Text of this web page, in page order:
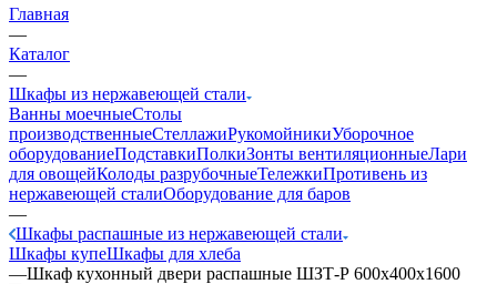
Главная
—
Каталог
—
Шкафы из нержавеющей стали
Ванны моечныеСтолы
производственныеСтеллажиРукомойникиУборочное
оборудованиеПодставкиПолкиЗонты вентиляционныеЛари
для овощейКолоды разрубочныеТележкиПротивень из
нержавеющей сталиОборудование для баров
—
Шкафы распашные из нержавеющей стали
Шкафы купеШкафы для хлеба
—Шкаф кухонный двери распашные ШЗТ-Р 600х400х1600